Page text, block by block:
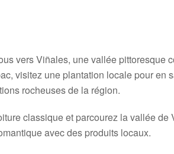
vers Viñales, une vallée
visitez une plantation locale pour
rocheuses de la région.
classique et parcourez la vallée
avec des produits locaux.